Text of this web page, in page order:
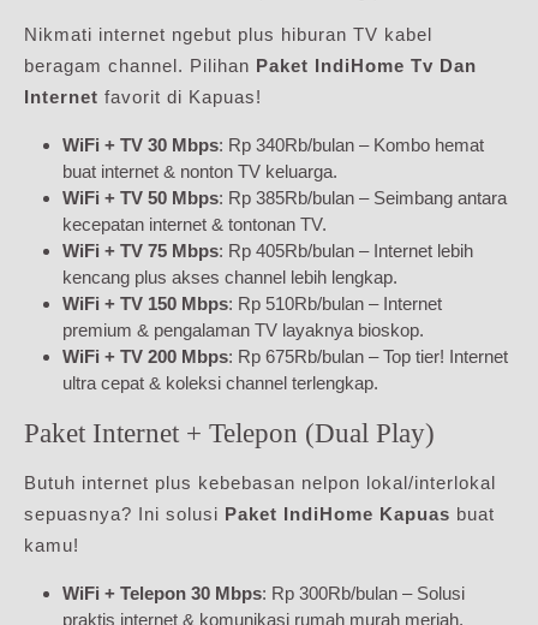
Nikmati internet ngebut plus hiburan TV kabel
beragam channel. Pilihan Paket IndiHome Tv Dan
Internet favorit di Kapuas!
WiFi + TV 30 Mbps: Rp 340Rb/bulan – Kombo hemat
buat internet & nonton TV keluarga.
WiFi + TV 50 Mbps: Rp 385Rb/bulan – Seimbang antara
kecepatan internet & tontonan TV.
WiFi + TV 75 Mbps: Rp 405Rb/bulan – Internet lebih
kencang plus akses channel lebih lengkap.
WiFi + TV 150 Mbps: Rp 510Rb/bulan – Internet
premium & pengalaman TV layaknya bioskop.
WiFi + TV 200 Mbps: Rp 675Rb/bulan – Top tier! Internet
ultra cepat & koleksi channel terlengkap.
Paket Internet + Telepon (Dual Play)
Butuh internet plus kebebasan nelpon lokal/interlokal
sepuasnya? Ini solusi Paket IndiHome Kapuas buat
kamu!
WiFi + Telepon 30 Mbps: Rp 300Rb/bulan – Solusi
praktis internet & komunikasi rumah murah meriah.